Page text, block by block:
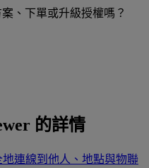
、下單或升級授權嗎？
的詳情
地連線到他人、地點與物聯